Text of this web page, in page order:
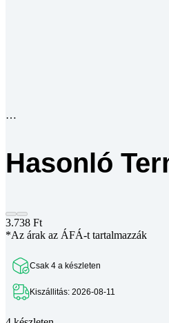
Hasonló
3.738
*Az árak az ÁFÁ-t tartalmazzák